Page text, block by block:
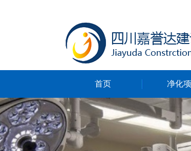
首页 净化
净化无尘
净化
净化手